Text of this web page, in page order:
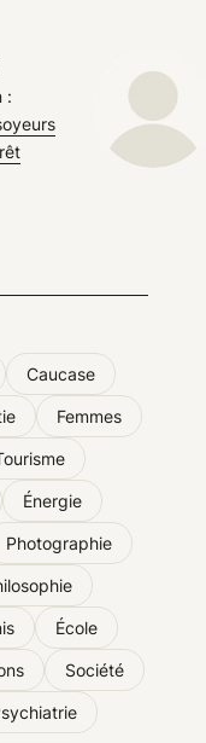
:
Caucase
Femmes
Énergie
Photographie
École
Société